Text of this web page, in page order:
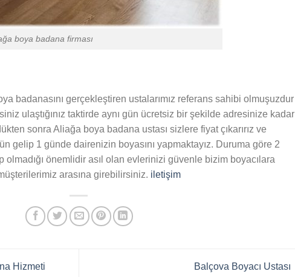
boya badana firması
badanasını gerçekleştiren ustalarımız referans sahibi olmuşuzdur
ulaştığınız taktirde aynı gün ücretsiz bir şekilde adresinize kadar
sonra Aliağa boya badana ustası sizlere fiyat çıkarırız ve
gelip 1 günde dairenizin boyasını yapmaktayız. Duruma göre 2
önemlidir asıl olan evlerinizi güvenle bizim boyacılara
arasına girebilirsiniz. iletişim
Hizmeti Balçova Boyacı Ustası